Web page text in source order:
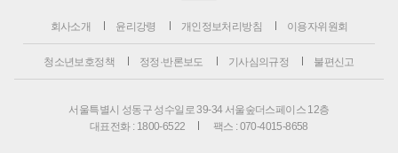
회사소개 윤리강령 개인정보처리방침 이용자위원회
청소년보호정책 정정·반론보도 기사심의규정 불편신고
서울특별시 성동구 성수일로 39-34 서울숲더스페이스 12층
대표전화 : 1800-6522
팩스 : 070-4015-8658